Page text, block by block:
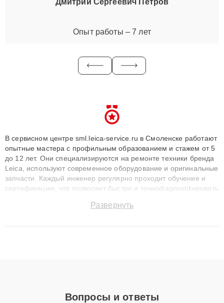
Опыт работы – 7 лет
В сервисном центре sml.leica-service.ru в Смоленске работают
опытные мастера с профильным образованием и стажем от 5
до 12 лет. Они специализируются на ремонте техники бренда
Leica, используют современное оборудование и оригинальные
запчасти. Каждый инженер регулярно проходит обучение и
сертификацию, что позволяет быстро и точноdiagnostikировать
до 3 лет. Наши мастера решают сложные случаи: от замены
Развернуть
Вопросы и ответы